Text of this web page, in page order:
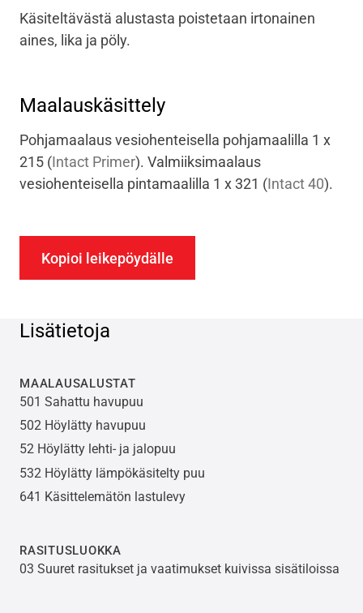
Käsiteltävästä alustasta poistetaan irtonainen
aines, lika ja pöly.
Maalauskäsittely
Pohjamaalaus vesiohenteisella pohjamaalilla 1 x
215 (Intact Primer). Valmiiksimaalaus
vesiohenteisella pintamaalilla 1 x 321 (Intact 40).
Kopioi leikepöydälle
Lisätietoja
MAALAUSALUSTAT
501 Sahattu havupuu
502 Höylätty havupuu
52 Höylätty lehti- ja jalopuu
532 Höylätty lämpökäsitelty puu
641 Käsittelemätön lastulevy
RASITUSLUOKKA
03 Suuret rasitukset ja vaatimukset kuivissa sisätiloissa